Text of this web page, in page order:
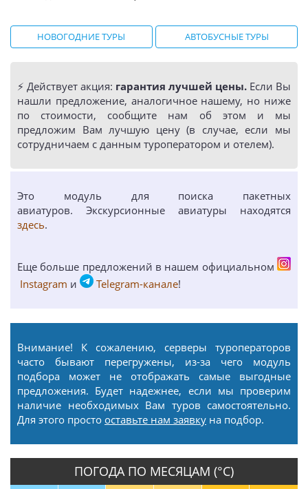
НОВОГОДНИЕ ТУРЫ АВТОБУСНЫЕ ТУРЫ
⚡️ Действует акция: гарантия лучшей цены. Если Вы
нашли предложение, аналогичное нашему, но ниже
по стоимости, сообщите нам об этом и мы
предложим Вам лучшую цену (в случае, если мы
сотрудничаем с данным туроператором и отелем).
Это модуль для поиска пакетных
авиатуров. Экскурсионные авиатуры находятся
здесь.
Еще больше предложений в нашем официальном
Instagram и Telegram-канале!
Внимание! К сожалению, серверы туроператоров
часто бывают перегружены, из-за чего модуль
подбора может не отображать самые выгодные
предложения. Будет надежнее, если мы проверим
наличие необходимых Вам туров самостоятельно.
Для этого просто оставьте нам заявку на подбор.
ПОГОДА ПО МЕСЯЦАМ (°С)